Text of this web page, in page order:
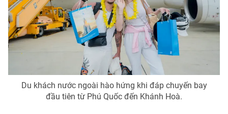
Email:toasoan@vtv.vn
Liên hệ quảng cáo:024-7300.7108
Du khách nước ngoài hào hứng khi đáp chuyến bay
đầu tiên từ Phú Quốc đến Khánh Hoà.